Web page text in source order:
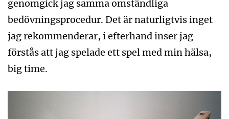
genomgick jag samma omständliga
bedövningsprocedur. Det är naturligtvis inget
jag rekommenderar, i efterhand inser jag
förstås att jag spelade ett spel med min hälsa,
big time.